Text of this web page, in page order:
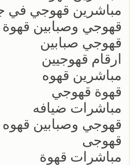
مباشرين قهوجي في
قهوجي وصبابين قهوة
قهوجي صبابين
ارقام قهوجيين
مباشرين قهوه
قهوة قهوجي
مباشرات ضيافه
قهوجي وصبابين قهوه
قهوجى
مباشرات قهوة